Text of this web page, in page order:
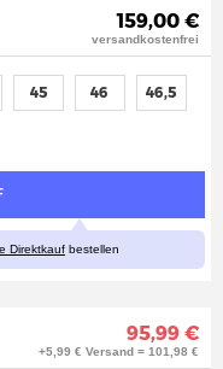
Direktkauf bestellen
159,00 €
versandkostenfrei
45 46 46,5
95,99 €
+5,99 € Versand = 101,98 €